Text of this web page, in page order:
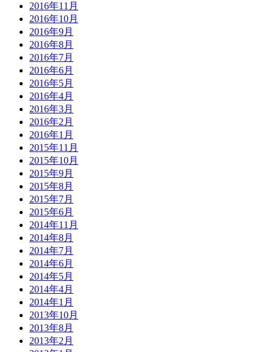
2016年11月
2016年10月
2016年9月
2016年8月
2016年7月
2016年6月
2016年5月
2016年4月
2016年3月
2016年2月
2016年1月
2015年11月
2015年10月
2015年9月
2015年8月
2015年7月
2015年6月
2014年11月
2014年8月
2014年7月
2014年6月
2014年5月
2014年4月
2014年1月
2013年10月
2013年8月
2013年2月